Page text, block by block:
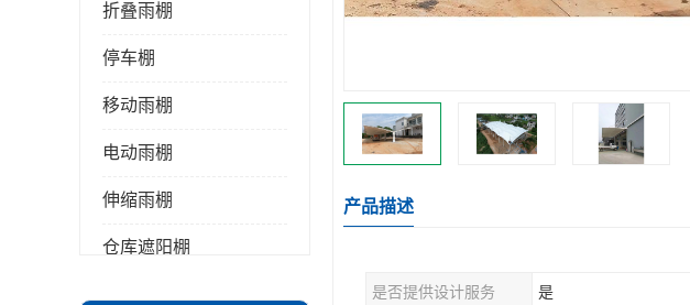
折叠雨棚
停车棚
移动雨棚
电动雨棚
伸缩雨棚
仓库遮阳棚
产品描述
是否提供设计服务 是